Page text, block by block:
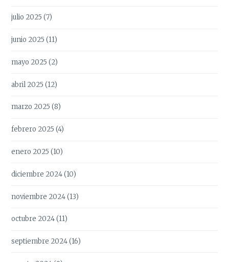
julio 2025 (7)
junio 2025 (11)
mayo 2025 (2)
abril 2025 (12)
marzo 2025 (8)
febrero 2025 (4)
enero 2025 (10)
diciembre 2024(10)
noviembre 2024(13)
octubre 2024(11)
septiembre 2024(16)